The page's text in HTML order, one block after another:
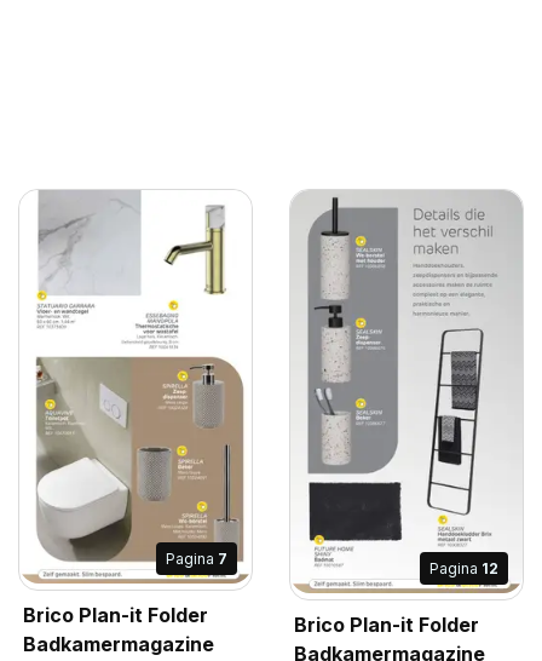
Pagina 7
Brico Plan-it Folder
Badkamermagazine
Pagina 12
Brico Plan-it Folder
Badkamermagazine